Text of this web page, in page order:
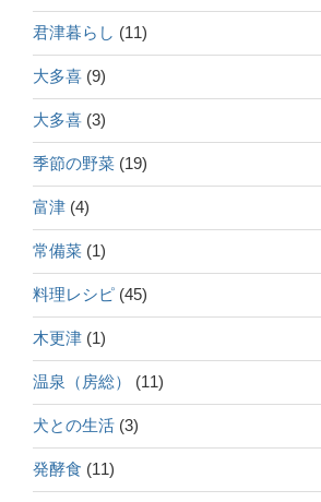
君津暮らし (11)
大多喜 (9)
大多喜 (3)
季節の野菜 (19)
富津 (4)
常備菜 (1)
料理レシピ (45)
木更津 (1)
温泉（房総） (11)
犬との生活 (3)
発酵食 (11)